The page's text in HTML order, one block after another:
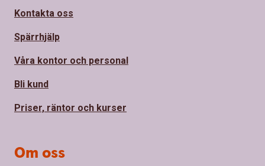
Kontakta oss
Spärrhjälp
Våra kontor och personal
Bli kund
Priser, räntor och kurser
Om oss